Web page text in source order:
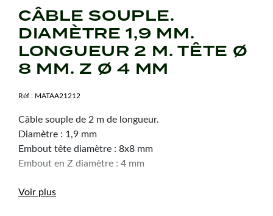
CÂBLE SOUPLE.
DIAMÈTRE 1,9 MM.
LONGUEUR 2 M. TÊTE Ø
8 MM. Z Ø 4 MM
Réf : MATAA21212
Câble souple de 2 m de longueur.
Diamètre : 1,9 mm
Embout tête diamètre : 8x8 mm
Embout en Z diamètre : 4 mm
Voir plus